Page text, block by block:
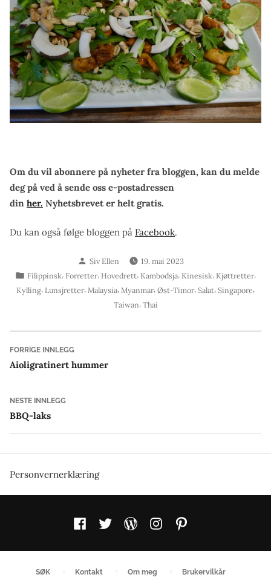
Om du vil abonnere på nyheter fra bloggen, kan du melde
deg på ved å sende oss e-postadressen
din her. Nyhetsbrevet er helt gratis.
Du kan også følge bloggen på Facebook.
Skrevet
av
Siv Ellen
19. mai 2023
Publisert
i
Filippinsk, Forretter, Hovedrett, Kambodsja, Kinesisk, Kjøttretter,
Kylling, Lunsjretter, Malaysia, Myanmar, Øst-Timor, Salat, Singapore,
Taiwan, Thai
Innleggsnavigasjon
FORRIGE INNLEGGForrige
innlegg:
Aioligratinert hummer
NESTE INNLEGGNeste
BBQ-laks
Personvernerklæring
FacebookTwitter WordPressInstagramPinterest
SØK Kontakt Om meg Brukervilkår